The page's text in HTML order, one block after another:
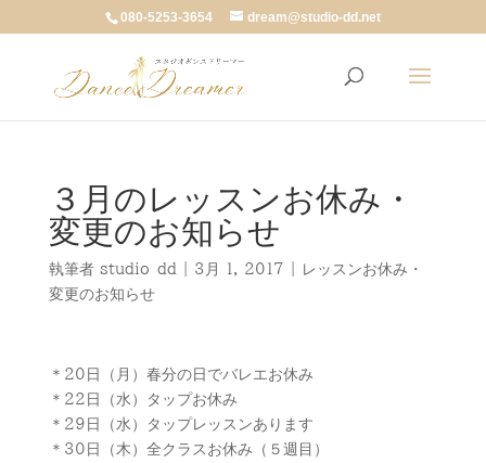
080-5253-3654 dream@studio-dd.net
３月のレッスンお休み・
変更のお知らせ
執筆者 studio-dd 3月 1, 2017
レッスンお休み・
変更のお知らせ
＊20日（月）春分の日でバレエお休み
＊22日（水）タップお休み
＊29日（水）タップレッスンあります
＊30日（木）全クラスお休み（５週目）